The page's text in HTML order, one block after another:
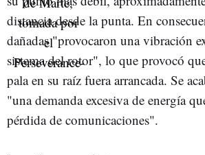
distancia desde la punta. En
dañadas "provocaron una vibración
sistema del rotor", lo que provocó
pala en su raíz fuera arrancada. Se
"una demanda excesiva de energía
pérdida de comunicaciones".